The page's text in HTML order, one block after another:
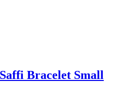
Bracelet Small